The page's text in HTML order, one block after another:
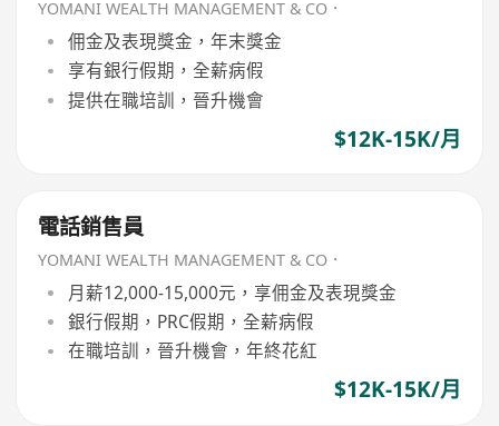
YOMANI WEALTH MANAGEMENT & CO．
佣金及表現獎金，年末獎金
享有銀行假期，全薪病假
提供在職培訓，晉升機會
$12K-15K/月
電話銷售員
YOMANI WEALTH MANAGEMENT & CO．
月薪12,000-15,000元，享佣金及表現獎金
銀行假期，PRC假期，全薪病假
在職培訓，晉升機會，年終花紅
$12K-15K/月